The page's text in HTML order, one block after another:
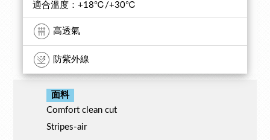
適合溫度：+18℃/+30℃
高透氣
防紫外線
面料
Comfort clean cut
Stripes-air